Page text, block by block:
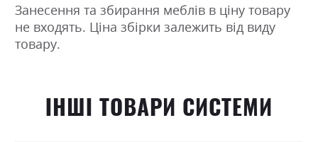
Занесення та збирання меблів в ціну товару
не входять. Ціна збірки залежить від виду
товару.
ІНШІ ТОВАРИ СИСТЕМИ